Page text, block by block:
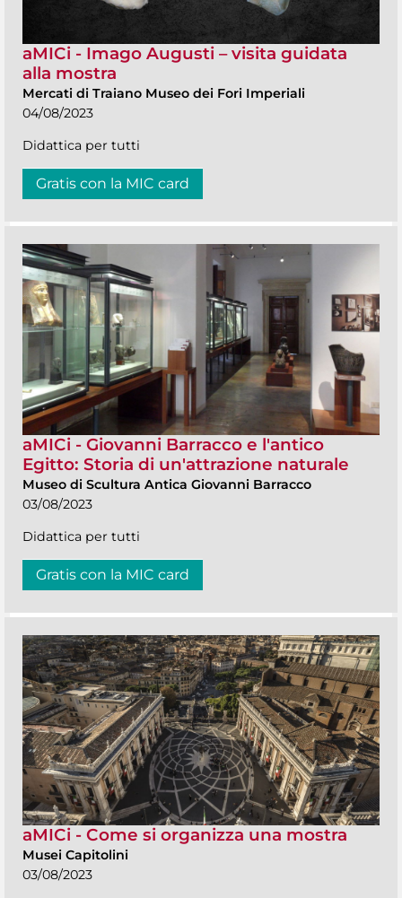
aMICi - Imago Augusti – visita guidata
alla mostra
Mercati di Traiano Museo dei Fori Imperiali
04/08/2023
Didattica per tutti
Gratis con la MIC card
aMICi - Giovanni Barracco e l'antico
Egitto: Storia di un'attrazione naturale
Museo di Scultura Antica Giovanni Barracco
03/08/2023
Didattica per tutti
Gratis con la MIC card
aMICi - Come si organizza una mostra
Musei Capitolini
03/08/2023